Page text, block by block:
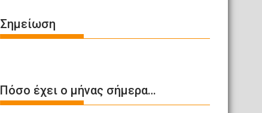
Σημείωση
Πόσο έχει ο μήνας σήμερα…